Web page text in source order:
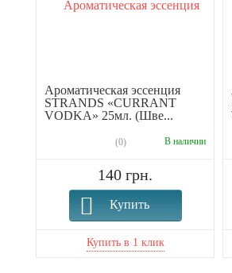
Ароматическая эссенция
STRANDS «CURRANT
VODKA» 25мл. (Шве...
(0) В наличии
140 грн.
Купить